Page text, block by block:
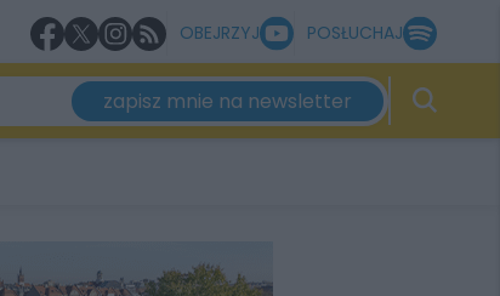
OBEJRZYJ POSŁUCHAJ
zapisz mnie na newsletter